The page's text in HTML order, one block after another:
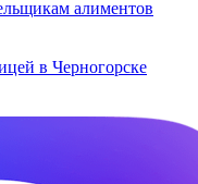
алиментов
в Черногорске